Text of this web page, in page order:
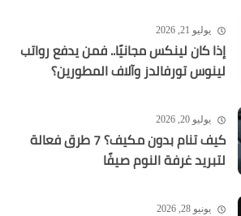
يوليو 21, 2026
إذا كان لينكس مجانيًا.. فمن يدفع رواتب
لينوس تورفالدز وآلاف المطورين؟
يوليو 20, 2026
كيف تنام بدون مكيف؟ 7 طرق فعالة
لتبريد غرفة النوم صيفًا
يونيو 28, 2026